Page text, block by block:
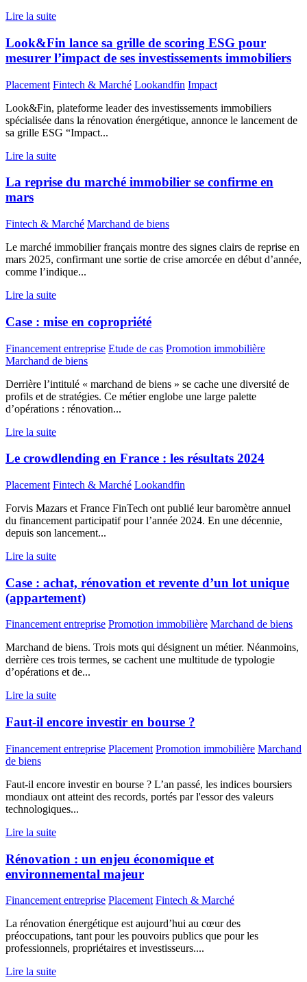
Lire la suite
Look&Fin lance sa grille de scoring ESG pour
mesurer l’impact de ses investissements immobiliers
Placement Fintech & Marché Lookandfin Impact
Look&Fin, plateforme leader des investissements immobiliers
spécialisée dans la rénovation énergétique, annonce le lancement de
sa grille ESG “Impact...
Lire la suite
La reprise du marché immobilier se confirme en
mars
Fintech & Marché Marchand de biens
Le marché immobilier français montre des signes clairs de reprise en
mars 2025, confirmant une sortie de crise amorcée en début d’année,
comme l’indique...
Lire la suite
Case : mise en copropriété
Financement entreprise Etude de cas Promotion immobilière
Marchand de biens
Derrière l’intitulé « marchand de biens » se cache une diversité de
profils et de stratégies. Ce métier englobe une large palette
d’opérations : rénovation...
Lire la suite
Le crowdlending en France : les résultats 2024
Placement Fintech & Marché Lookandfin
Forvis Mazars et France FinTech ont publié leur baromètre annuel
du financement participatif pour l’année 2024. En une décennie,
depuis son lancement...
Lire la suite
Case : achat, rénovation et revente d’un lot unique
(appartement)
Financement entreprise Promotion immobilière Marchand de biens
Marchand de biens. Trois mots qui désignent un métier. Néanmoins,
derrière ces trois termes, se cachent une multitude de typologie
d’opérations et de...
Lire la suite
Faut-il encore investir en bourse ?
Financement entreprise Placement Promotion immobilière Marchand
de biens
Faut-il encore investir en bourse ? L’an passé, les indices boursiers
mondiaux ont atteint des records, portés par l'essor des valeurs
technologiques...
Lire la suite
Rénovation : un enjeu économique et
environnemental majeur
Financement entreprise Placement Fintech & Marché
La rénovation énergétique est aujourd’hui au cœur des
préoccupations, tant pour les pouvoirs publics que pour les
professionnels, propriétaires et investisseurs....
Lire la suite